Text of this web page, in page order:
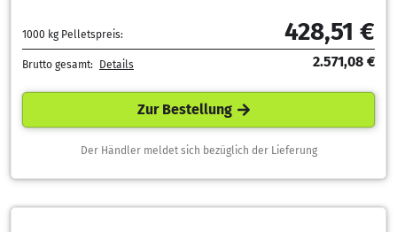
1000 kg Pelletspreis: 428,51 €
Brutto gesamt: Details 2.571,08 €
Zur Bestellung
Der Händler meldet sich bezüglich der Lieferung